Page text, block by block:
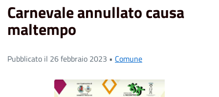
Carnevale annullato causa
maltempo
Pubblicato il 26 febbraio 2023 • Comune